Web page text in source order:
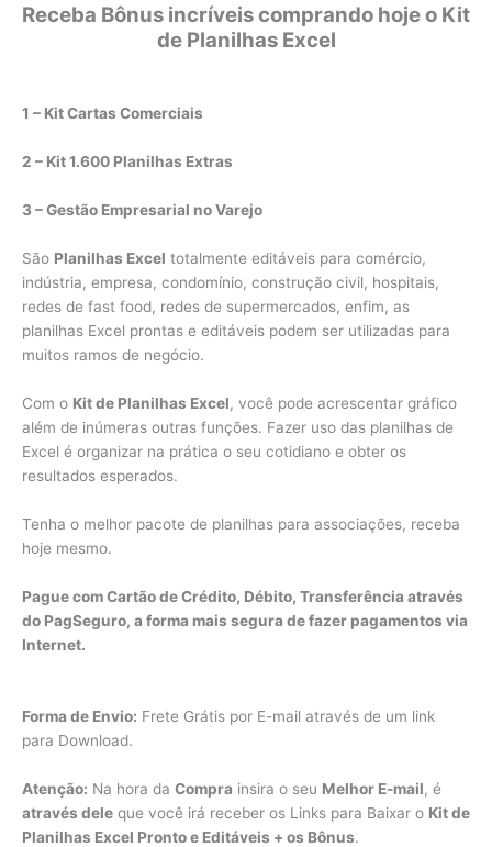
Receba Bônus incríveis comprando hoje o Kit
de Planilhas Excel
1 – Kit Cartas Comerciais
2 – Kit 1.600 Planilhas Extras
3 – Gestão Empresarial no Varejo
São Planilhas Excel totalmente editáveis para comércio,
indústria, empresa, condomínio, construção civil, hospitais,
redes de fast food, redes de supermercados, enfim, as
planilhas Excel prontas e editáveis podem ser utilizadas para
muitos ramos de negócio.
Com o Kit de Planilhas Excel, você pode acrescentar gráfico
além de inúmeras outras funções. Fazer uso das planilhas de
Excel é organizar na prática o seu cotidiano e obter os
resultados esperados.
Tenha o melhor pacote de planilhas para associações, receba
hoje mesmo.
Pague com Cartão de Crédito, Débito, Transferência através
do PagSeguro, a forma mais segura de fazer pagamentos via
Internet.
Forma de Envio: Frete Grátis por E-mail através de um link
para Download.
Atenção: Na hora da Compra insira o seu Melhor E-mail, é
através dele que você irá receber os Links para Baixar o Kit de
Planilhas Excel Pronto e Editáveis + os Bônus.